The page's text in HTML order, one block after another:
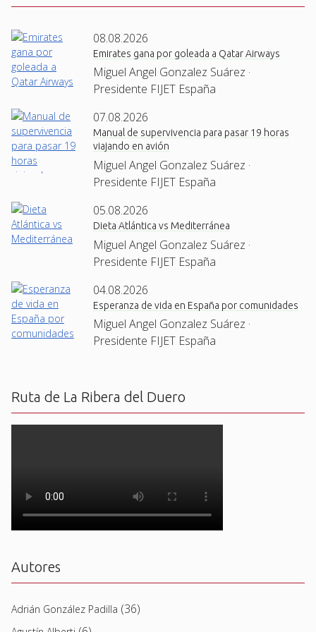
08.08.2026
Emirates gana por goleada a Qatar Airways
Miguel Angel Gonzalez Suárez ·
Presidente FIJET España
07.08.2026
Manual de supervivencia para pasar 19 horas
viajando en avión
Miguel Angel Gonzalez Suárez ·
Presidente FIJET España
05.08.2026
Dieta Atlántica vs Mediterránea
Miguel Angel Gonzalez Suárez ·
Presidente FIJET España
04.08.2026
Esperanza de vida en España por comunidades
Miguel Angel Gonzalez Suárez ·
Presidente FIJET España
Ruta de La Ribera del Duero
Autores
Adrián González Padilla (36)